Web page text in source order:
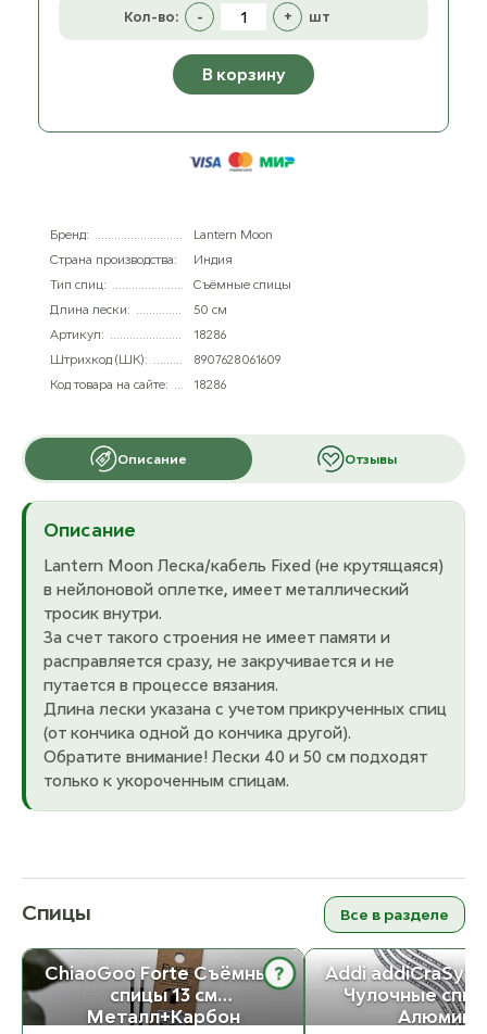
Кол-во: - + шт
В корзину
Бренд:
Lantern Moon
Страна производства:
Индия
Тип спиц:
Съёмные спицы
Длина лески:
50 см
Артикул:
18286
Штрихкод (ШК):
8907628061609
Код товара на сайте:
18286
Описание Отзывы
Описание
Lantern Moon Леска/кабель Fixed (не крутящаяся)
в нейлоновой оплетке, имеет металлический
тросик внутри.
За счет такого строения не имеет памяти и
расправляется сразу, не закручивается и не
путается в процессе вязания.
Длина лески указана с учетом прикрученных спиц
(от кончика одной до кончика другой).
Обратите внимание! Лески 40 и 50 см подходят
только к укороченным спицам.
Спицы Все в разделе
ChiaoGoo Forte Съёмные
спицы 13 см
Металл+Карбон
?
Addi
Чулочные